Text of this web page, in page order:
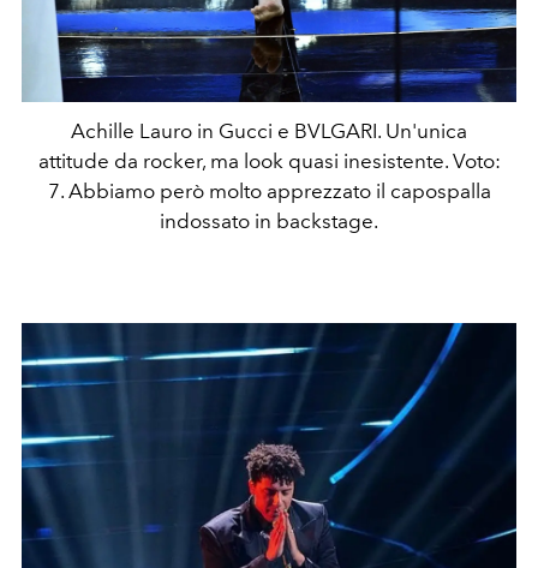
Achille Lauro in Gucci e BVLGARI. Un'unica
attitude da rocker, ma look quasi inesistente. Voto:
7. Abbiamo però molto apprezzato il capospalla
indossato in backstage.